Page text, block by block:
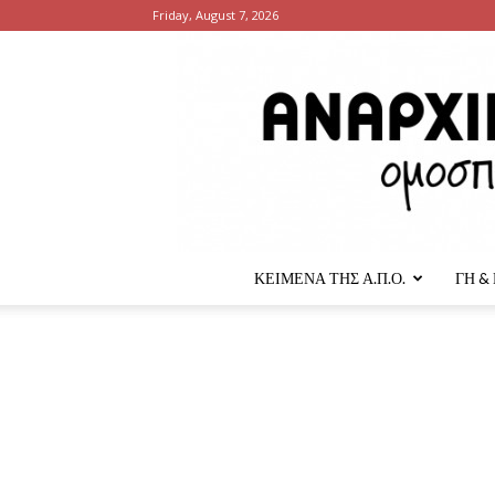
Friday, August 7, 2026
ΚΕΙΜΕΝΑ ΤΗΣ Α.Π.Ο. ΓΗ &